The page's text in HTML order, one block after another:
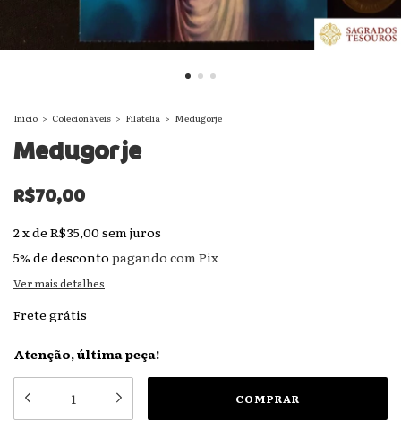
Início > Colecionáveis > Filatelia > Medugorje
Medugorje
R$70,00
2xde R$35,00 sem juros
5% de desconto pagando com Pix
Ver mais detalhes
Frete grátis
Atenção, última peça!